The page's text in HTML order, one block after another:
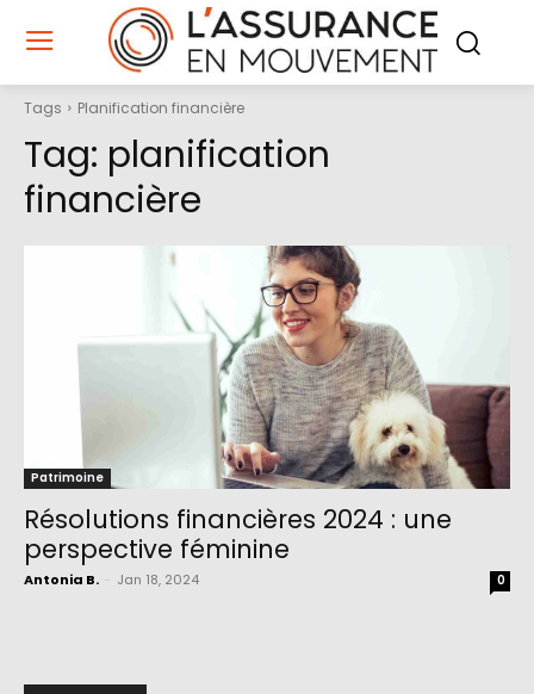
Tags Planification financière
Tag: planification
financière
Patrimoine
Résolutions financières 2024 : une
perspective féminine
Antonia B. Jan 18, 2024 0